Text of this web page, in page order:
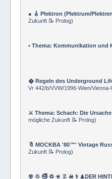
● 🎸 Plektron (Plektrum/
Zukunft 📝 Prolog)
• Thema: Kommunikation und
� Regeln des Underground
Vr 442/b/VVW/1996-Wien/
⚔ Thema: Schach: Die
mögliche Zukunft 📝 Prolog)
🔖 MOCKBA '80™' Vintage
Zukunft 📝 Prolog)
☢ ♲ 🚭 ♻ ☣ ☡ ☠ ⚕ ♟DER